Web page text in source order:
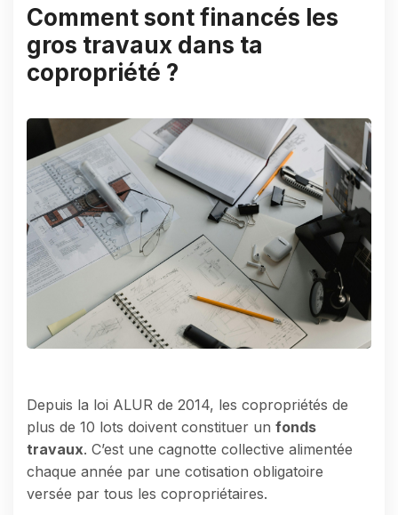
Comment sont financés les
gros travaux dans ta
copropriété ?
Depuis la loi ALUR de 2014, les copropriétés de
plus de 10 lots doivent constituer un fonds
travaux. C’est une cagnotte collective alimentée
chaque année par une cotisation obligatoire
versée par tous les copropriétaires.